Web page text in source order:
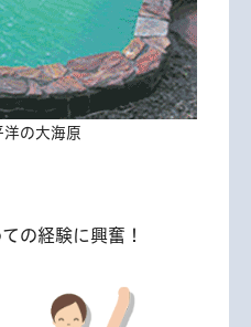
洋の大海原
の経験に興奮！